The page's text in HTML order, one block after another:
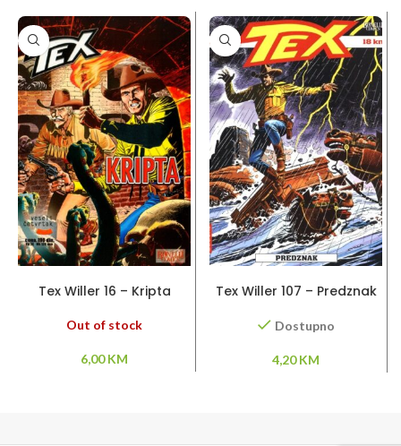
Tex Willer 16 – Kripta
Out of stock
6,00KM
Tex Willer 107 – Predznak
Dostupno
4,20KM